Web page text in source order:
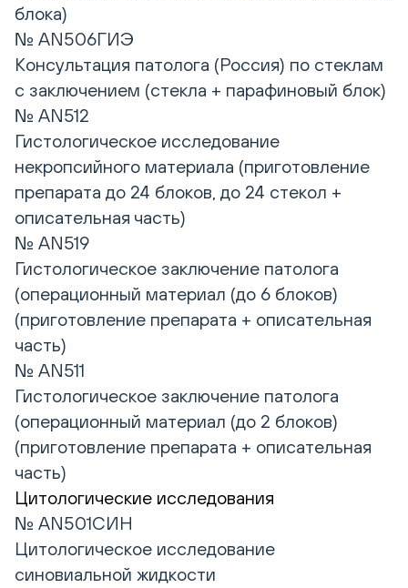
блока)
№ AN506ГИЭ
Консультация патолога (Россия) по стеклам
с заключением (стекла + парафиновый блок)
№ AN512
Гистологическое исследование
некропсийного материала (приготовление
препарата до 24 блоков, до 24 стекол +
описательная часть)
№ AN519
Гистологическое заключение патолога
(операционный материал (до 6 блоков)
(приготовление препарата + описательная
часть)
№ AN511
Гистологическое заключение патолога
(операционный материал (до 2 блоков)
(приготовление препарата + описательная
часть)
Цитологические исследования
№ AN501СИН
Цитологическое исследование
синовиальной жидкости